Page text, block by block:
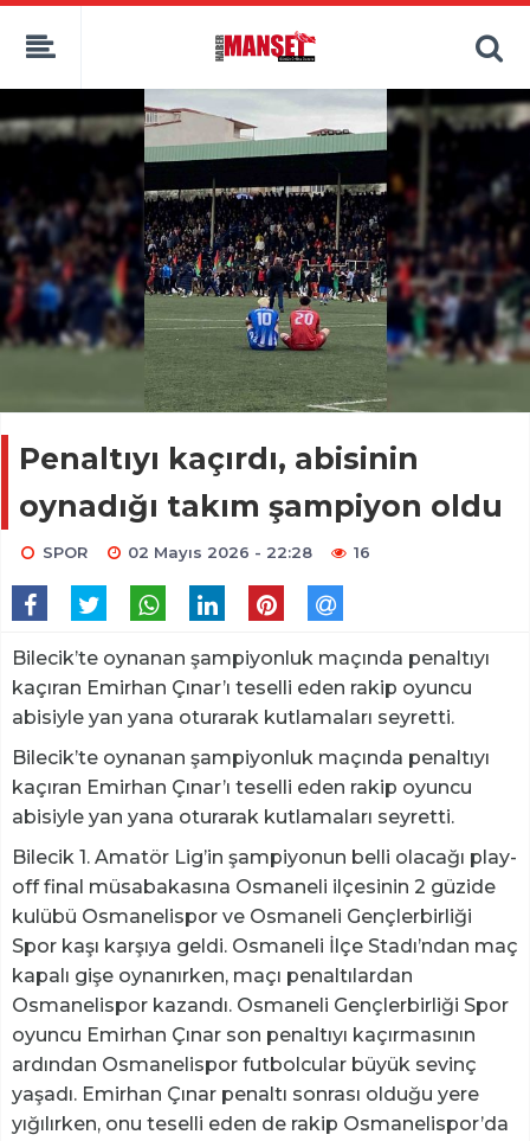
Penaltıyı kaçırdı, abisinin
oynadığı takım şampiyon oldu
SPOR 02 Mayıs 2026 - 22:28 16
Bilecik’te oynanan şampiyonluk maçında penaltıyı
kaçıran Emirhan Çınar’ı teselli eden rakip oyuncu
abisiyle yan yana oturarak kutlamaları seyretti.
Bilecik’te oynanan şampiyonluk maçında penaltıyı
kaçıran Emirhan Çınar’ı teselli eden rakip oyuncu
abisiyle yan yana oturarak kutlamaları seyretti.
Bilecik 1. Amatör Lig’in şampiyonun belli olacağı play-
off final müsabakasına Osmaneli ilçesinin 2 güzide
kulübü Osmanelispor ve Osmaneli Gençlerbirliği
Spor kaşı karşıya geldi. Osmaneli İlçe Stadı’ndan maç
kapalı gişe oynanırken, maçı penaltılardan
Osmanelispor kazandı. Osmaneli Gençlerbirliği Spor
oyuncu Emirhan Çınar son penaltıyı kaçırmasının
ardından Osmanelispor futbolcular büyük sevinç
yaşadı. Emirhan Çınar penaltı sonrası olduğu yere
yığılırken, onu teselli eden de rakip Osmanelispor’da